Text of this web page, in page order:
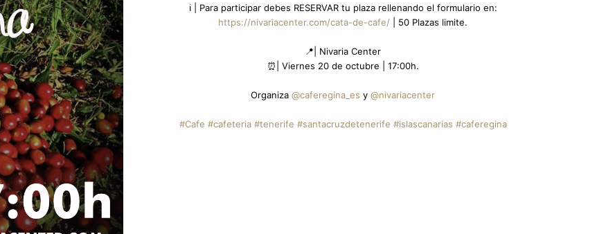
ℹ | Para participar debes RESERVAR tu plaza rellenando el formulario en:
https://nivariacenter.com/cata-de-cafe/ | 50 Plazas limite.
📍| Nivaria Center
⏰| Viernes 20 de octubre | 17:00h.
Organiza @caferegina_es y @nivariacenter
#Cafe #cafeteria #tenerife #santacruzdetenerife #islascanarias #caferegina